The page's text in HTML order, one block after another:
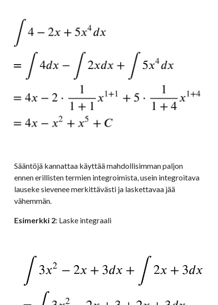
Sääntöjä kannattaa käyttää mahdollisimman paljon
ennen erillisten termien integroimista, usein integroitava
lauseke sievenee merkittävästi ja laskettavaa jää
vähemmän.
Esimerkki 2: Laske integraali